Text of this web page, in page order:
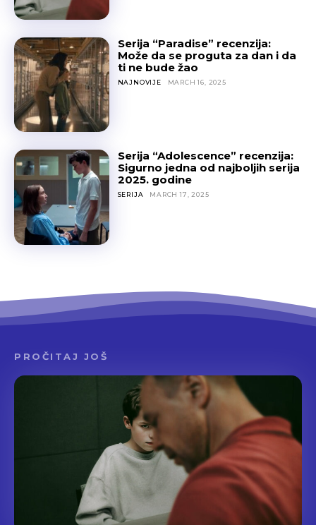
Serija “Paradise” recenzija:
Može da se proguta za dan i da
ti ne bude žao
NAJNOVIJE MARCH 16, 2025
Serija “Adolescence” recenzija:
Sigurno jedna od najboljih serija
2025. godine
SERIJA MARCH 17, 2025
PROČITAJ JOŠ